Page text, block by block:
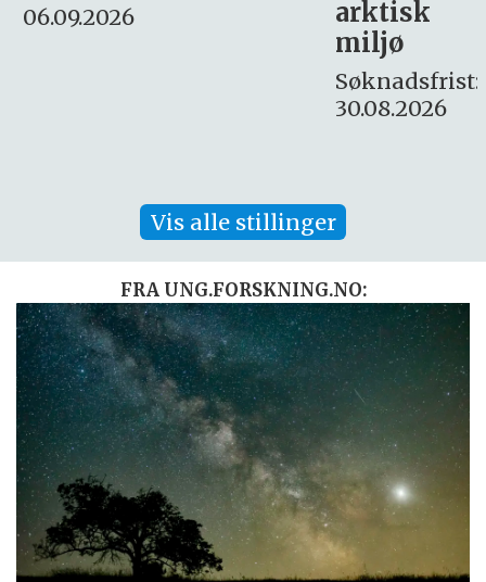
Søknadsfrist:
16. august.
Vis alle stillinger
FRA UNG.FORSKNING.NO: